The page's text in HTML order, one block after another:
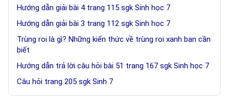
Hướng dẫn giải bài 4 trang 115 sgk Sinh học 7
Hướng dẫn giải bài 3 trang 112 sgk Sinh học 7
Trùng roi là gì? Những kiến thức về trùng roi xanh bạn cần
biết
Hướng dẫn trả lời câu hỏi bài 51 trang 167 sgk Sinh học 7
Câu hỏi trang 205 sgk Sinh 7